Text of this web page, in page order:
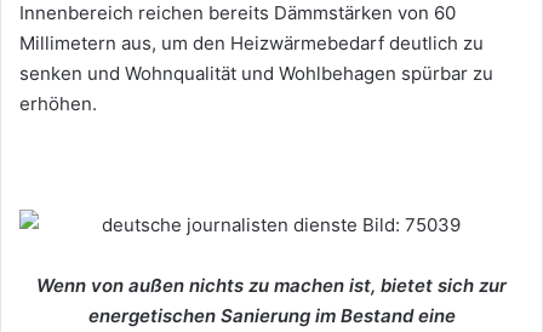
Innenbereich reichen bereits Dämmstärken von 60
Millimetern aus, um den Heizwärmebedarf deutlich zu
senken und Wohnqualität und Wohlbehagen spürbar zu
erhöhen.
Wenn von außen nichts zu machen ist, bietet sich zur
energetischen Sanierung im Bestand eine